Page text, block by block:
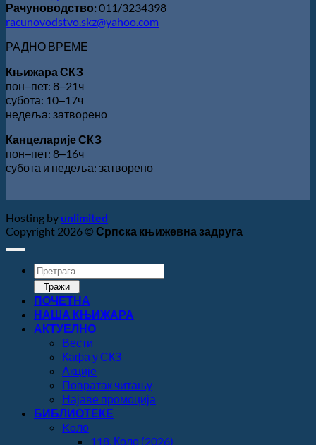
Рачуноводство:011/3234398
racunovodstvo.skz@yahoo.com
РАДНО ВРЕМЕ
Књижара СКЗ
пон‒пет: 8‒21ч
субота: 10‒17ч
недеља: затворено
Канцеларије СКЗ
пон‒пет: 8‒16ч
субота и недеља: затворено
Hosting by unlimited
Copyright 2026 © Српска књижевна задруга
Products
search
Тражи
ПОЧЕТНА
НАША КЊИЖАРА
АКТУЕЛНО
Вести
Кафа у СКЗ
Акције
Повратак читању
Најаве промоција
БИБЛИОТЕКЕ
Koло
118. Коло (2026)